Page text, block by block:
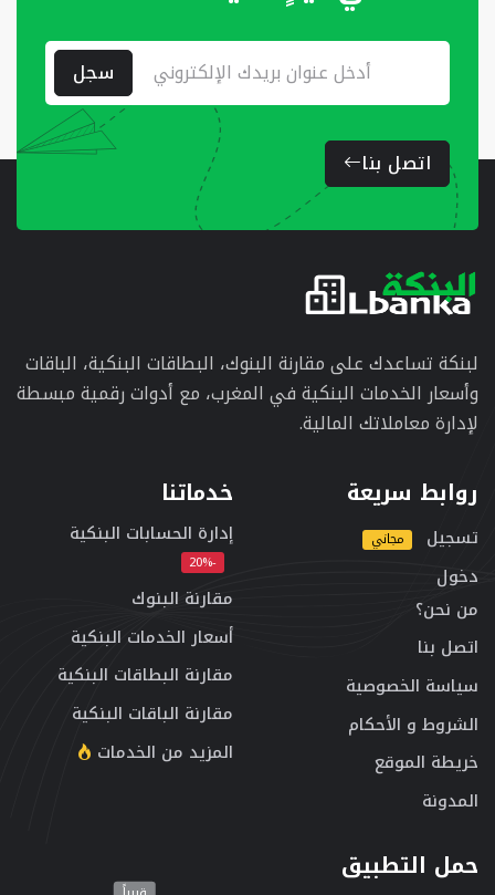
سجل
اتصل بنا
لبنكة تساعدك على مقارنة البنوك، البطاقات البنكية، الباقات
وأسعار الخدمات البنكية في المغرب، مع أدوات رقمية مبسطة
لإدارة معاملاتك المالية.
روابط سريعة
تسجيل مجاني
دخول
من نحن؟
اتصل بنا
سياسة الخصوصية
الشروط و الأحكام
خريطة الموقع
المدونة
خدماتنا
إدارة الحسابات البنكية
-20%
مقارنة البنوك
أسعار الخدمات البنكية
مقارنة البطاقات البنكية
مقارنة الباقات البنكية
المزيد من الخدمات
حمل التطبيق